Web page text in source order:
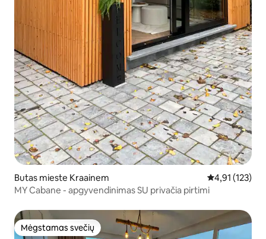
Butas mieste Kraainem Vidutinis
4,91 (123)
MY Cabane - apgyvendinimas SU privačia pirtimi
Mėgstamas svečių
Mėgstamas svečių